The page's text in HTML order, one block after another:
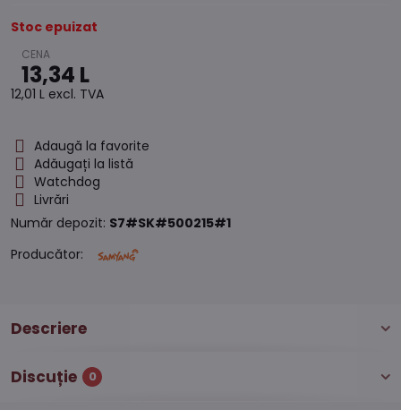
Stoc epuizat
13,34 L
12,01 L excl. TVA
Adaugă la favorite
Adăugați la listă
Watchdog
Livrări
Număr depozit: S7#SK#500215#1
Producător:
Descriere
Discuție 0